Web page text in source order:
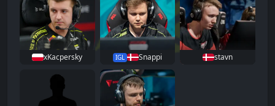
xKacpersky IGL Snappi stavn